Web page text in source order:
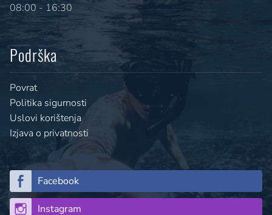
08:00 - 16:30
Podrška
Povrat
Politika sigurnosti
Uslovi korištenja
Izjava o privatnosti
Facebook
Instagram